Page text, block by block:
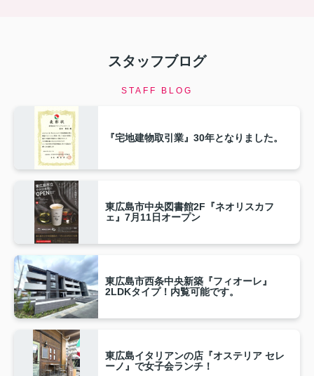
スタッフブログ
STAFF BLOG
『宅地建物取引業』30年となりました。
東広島市中央図書館2F『ネオリスカフ
ェ』7月11日オープン
東広島市西条中央新築『フィオーレ』
2LDKタイプ！内覧可能です。
東広島イタリアンの店『オステリア セレ
ーノ』で女子会ランチ！